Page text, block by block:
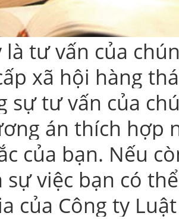
là tư vấn của
xã hội hàng
sự tư vấn của
án thích hợp
của bạn. Nếu
sự việc bạn có
của Công ty